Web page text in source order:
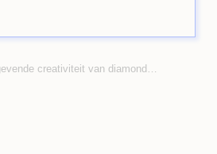
creativiteit van diamond…